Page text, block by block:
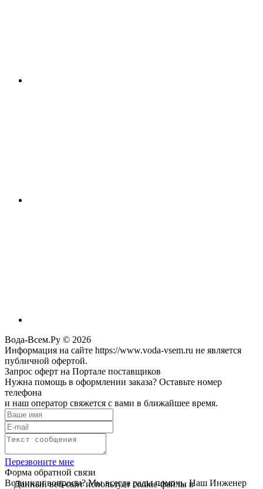
Вода-Всем.Ру © 2026
Информация на сайте https://www.voda-vsem.ru не является
публичной офертой.
Запрос оферт на Портале поставщиков
Нужна помощь в оформлении заказа? Оставьте номер
телефона
и наш оператор свяжется с вами в ближайшее время.
Перезвоните мне
Форма обратной связи
Возникли вопросы? Мы всегда рады помочь. Наш Инженер
Данный веб-сайт использует cookie-файлы в